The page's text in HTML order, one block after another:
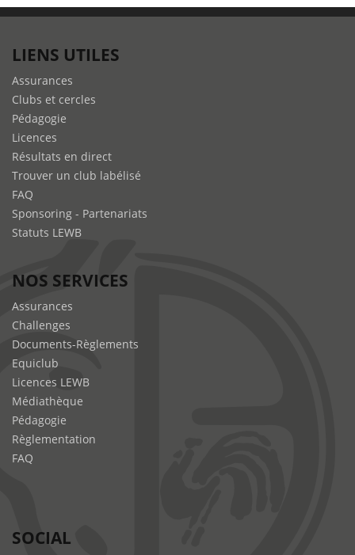
LIENS UTILES
Assurances
Clubs et cercles
Pédagogie
Licences
Résultats en direct
Trouver un club labélisé
FAQ
Sponsoring - Partenariats
Statuts LEWB
NOS SERVICES
Assurances
Challenges
Documents-Règlements
Equiclub
Licences LEWB
Médiathèque
Pédagogie
Règlementation
FAQ
SOCIAL